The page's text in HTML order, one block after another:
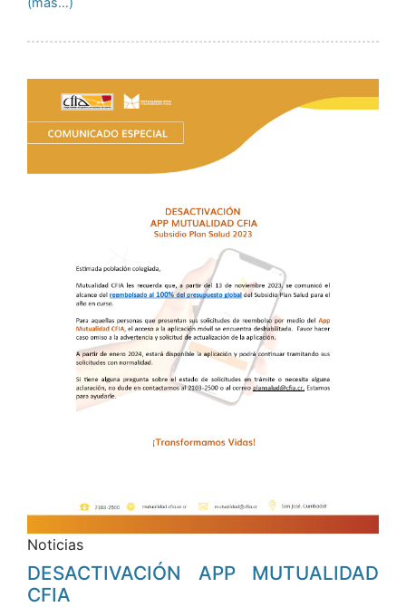
Noticias
DESACTIVACIÓN APP MUTUALIDAD
CFIA